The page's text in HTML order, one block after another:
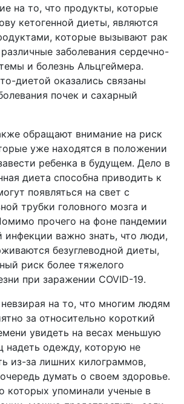
на то, что продукты, которые
кетогенной диеты, являются
которые вызывают рак
заболевания сердечно-
и болезнь Альцгеймера.
диетой оказались связаны
почек и сахарный
обращают внимание на риск
уже находятся в положении
ребенка в будущем. Дело в
диета способна приводить к
появляться на свет с
трубки головного мозга и
прочего на фоне пандемии
инфекции важно знать, что люди,
безуглеводной диеты,
риск более тяжелого
при заражении COVID-19.
на то, что многим людям
за относительно короткий
увидеть на весах меньшую
надеть одежду, которую не
из-за лишних килограммов,
думать о своем здоровье.
которых упоминали ученые в